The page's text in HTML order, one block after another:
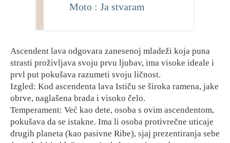
Moto : Ja stvaram
Ascendent lava odgovara zanesenoj mladeži koja puna
strasti proživljava svoju prvu ljubav, ima visoke ideale i
prvl put pokušava razumeti svoju ličnost.
Izgled: Kod ascendenta lava Ističu se široka ramena, jake
obrve, naglašena brada i visoko čelo.
Temperament: Već kao dete, osoba s ovim ascendentom,
pokušava da se istakne. Ima li osoba protivrečne uticaje
drugih planeta (kao pasivne Ribe), sjaj prezentiranja sebe